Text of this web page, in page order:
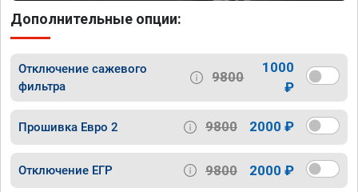
Дополнительные опции:
Отключение сажевого
фильтра
9800
1000
₽
Прошивка Евро 2 9800 2000 ₽
Отключение ЕГР 9800 2000 ₽